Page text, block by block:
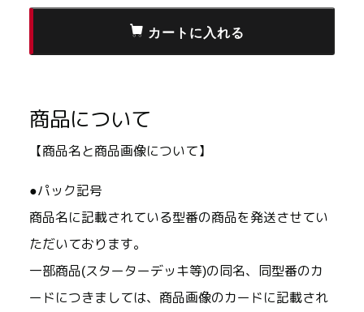
商品について
【商品名と商品画像について】
●パック記号
商品名に記載されている型番の商品を発送させてい
ただいております。
一部商品(スターターデッキ等)の同名、同型番のカ
ードにつきましては、商品画像のカードに記載され